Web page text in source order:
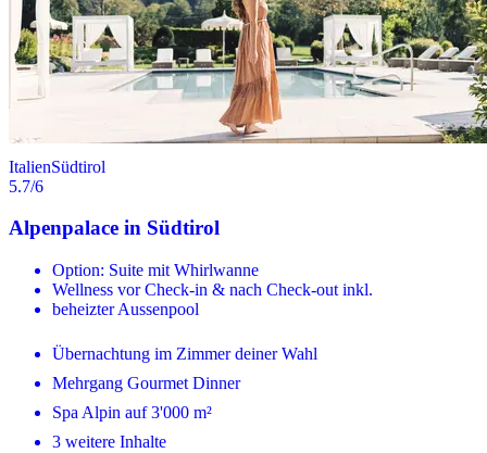
ItalienSüdtirol
5.7/6
Alpenpalace in Südtirol
Option: Suite mit Whirlwanne
Wellness vor Check-in & nach Check-out inkl.
beheizter Aussenpool
Übernachtung im Zimmer deiner Wahl
Mehrgang Gourmet Dinner
Spa Alpin auf 3'000 m²
3 weitere Inhalte